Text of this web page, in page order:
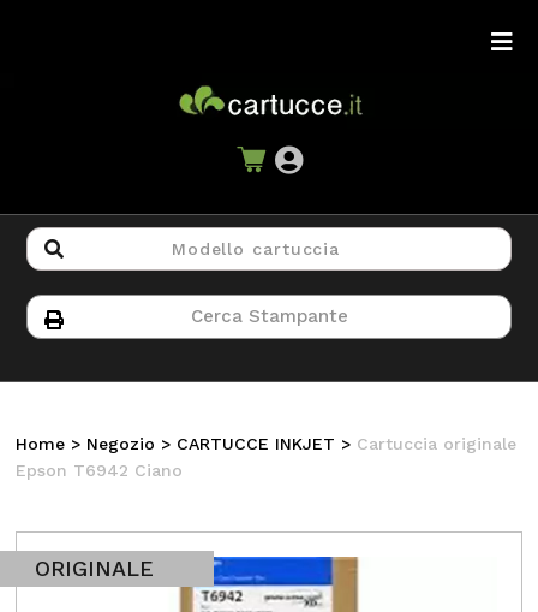
Home > Negozio > CARTUCCE INKJET > Cartuccia originale
Epson T6942 Ciano
ORIGINALE